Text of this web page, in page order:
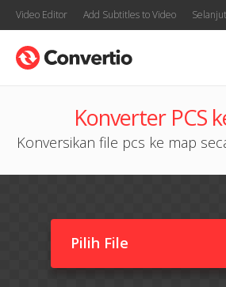
Video Editor Add Subtitles to Video
Konverter PCS
Konversikan file pcs ke map
Pilih File